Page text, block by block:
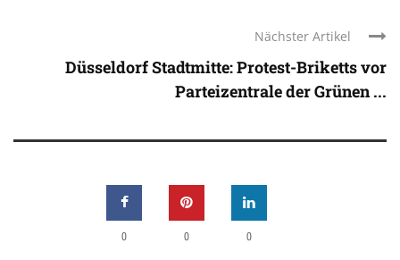
Nächster Artikel
Düsseldorf Stadtmitte: Protest-Briketts vor
Parteizentrale der Grünen ...
0 0 0